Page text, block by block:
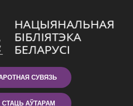
СУВЯЗЬ
СТАЦЬ АЎТАРАМ